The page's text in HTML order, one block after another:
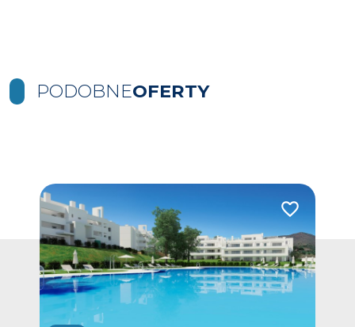
PODOBNEOFERTY
Dodaj do ulubionych Dodaj do